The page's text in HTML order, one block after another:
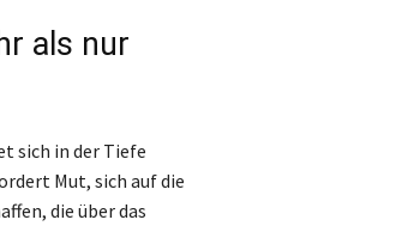
als nur
sich in der Tiefe
Mut, sich auf die
die über das